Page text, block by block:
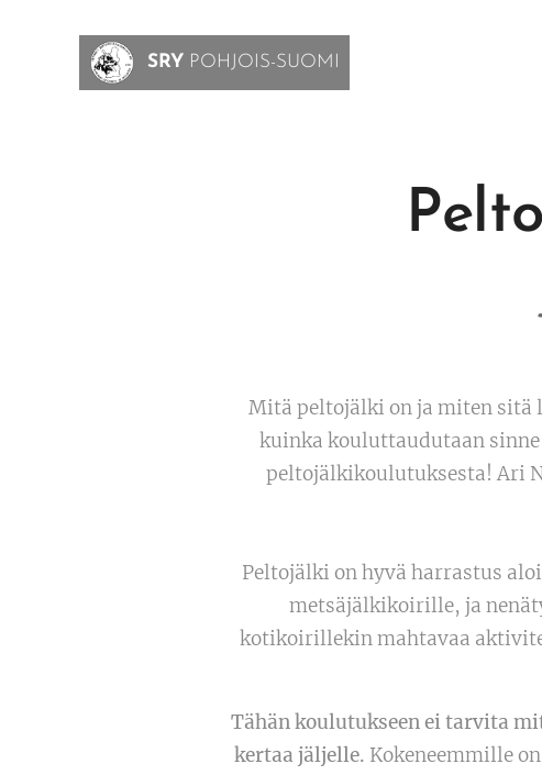
SRY POHJOIS-SUOMI
Mitä peltojälki on ja miten sitä
kuinka kouluttaudutaan
peltojälkikoulutuksesta! Ari
Peltojälki on hyvä harrastus
metsäjälkikoirille, ja
kotikoirillekin mahtavaa
Tähän koulutukseen ei tarvita
kertaa jäljelle. Kokeneemmille